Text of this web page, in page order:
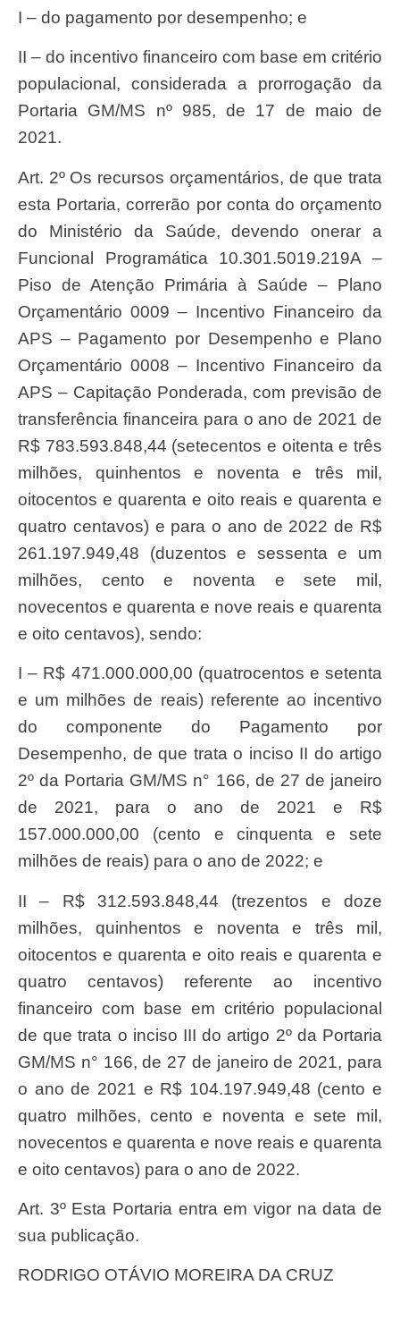
I – do pagamento por desempenho; e
II – do incentivo financeiro com base em critério
populacional, considerada a prorrogação da
Portaria GM/MS nº 985, de 17 de maio de
2021.
Art. 2º Os recursos orçamentários, de que trata
esta Portaria, correrão por conta do orçamento
do Ministério da Saúde, devendo onerar a
Funcional Programática 10.301.5019.219A –
Piso de Atenção Primária à Saúde – Plano
Orçamentário 0009 – Incentivo Financeiro da
APS – Pagamento por Desempenho e Plano
Orçamentário 0008 – Incentivo Financeiro da
APS – Capitação Ponderada, com previsão de
transferência financeira para o ano de 2021 de
R$ 783.593.848,44 (setecentos e oitenta e três
milhões, quinhentos e noventa e três mil,
oitocentos e quarenta e oito reais e quarenta e
quatro centavos) e para o ano de 2022 de R$
261.197.949,48 (duzentos e sessenta e um
milhões, cento e noventa e sete mil,
novecentos e quarenta e nove reais e quarenta
e oito centavos), sendo:
I – R$ 471.000.000,00 (quatrocentos e setenta
e um milhões de reais) referente ao incentivo
do componente do Pagamento por
Desempenho, de que trata o inciso II do artigo
2º da Portaria GM/MS n° 166, de 27 de janeiro
de 2021, para o ano de 2021 e R$
157.000.000,00 (cento e cinquenta e sete
milhões de reais) para o ano de 2022; e
II – R$ 312.593.848,44 (trezentos e doze
milhões, quinhentos e noventa e três mil,
oitocentos e quarenta e oito reais e quarenta e
quatro centavos) referente ao incentivo
financeiro com base em critério populacional
de que trata o inciso III do artigo 2º da Portaria
GM/MS n° 166, de 27 de janeiro de 2021, para
o ano de 2021 e R$ 104.197.949,48 (cento e
quatro milhões, cento e noventa e sete mil,
novecentos e quarenta e nove reais e quarenta
e oito centavos) para o ano de 2022.
Art. 3º Esta Portaria entra em vigor na data de
sua publicação.
RODRIGO OTÁVIO MOREIRA DA CRUZ